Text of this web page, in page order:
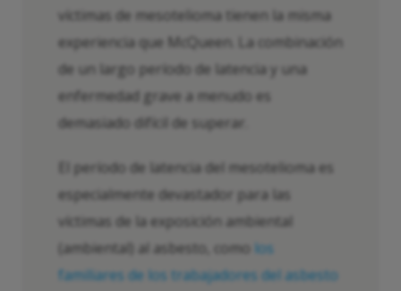
víctimas de mesotelioma tienen la misma
experiencia que McQueen. La combinación
de un largo período de latencia y una
enfermedad grave a menudo es
demasiado difícil de superar.
El período de latencia del mesotelioma es
especialmente devastador para las
víctimas de la exposición ambiental
(ambiental) al asbesto, como los
familiares de los trabajadores del asbesto